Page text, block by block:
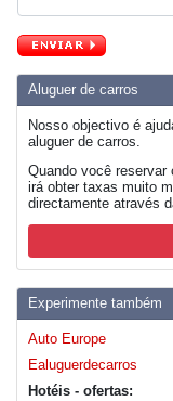
Aluguer de carros
Nosso objectivo é
aluguer de carros.
Quando você
irá obter taxas muito
directamente através
Experimente também
Auto Europe
Ealuguerdecarros
Hotéis - ofertas: